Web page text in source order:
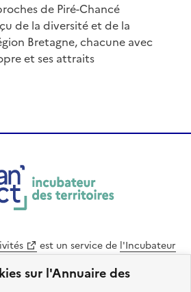
sur l'Annuaire des
de Piré-Chancé
de la diversité et de la
Bretagne, chacune avec
et ses attraits
est un service de l'Incubateur
. Le code source de ce site web